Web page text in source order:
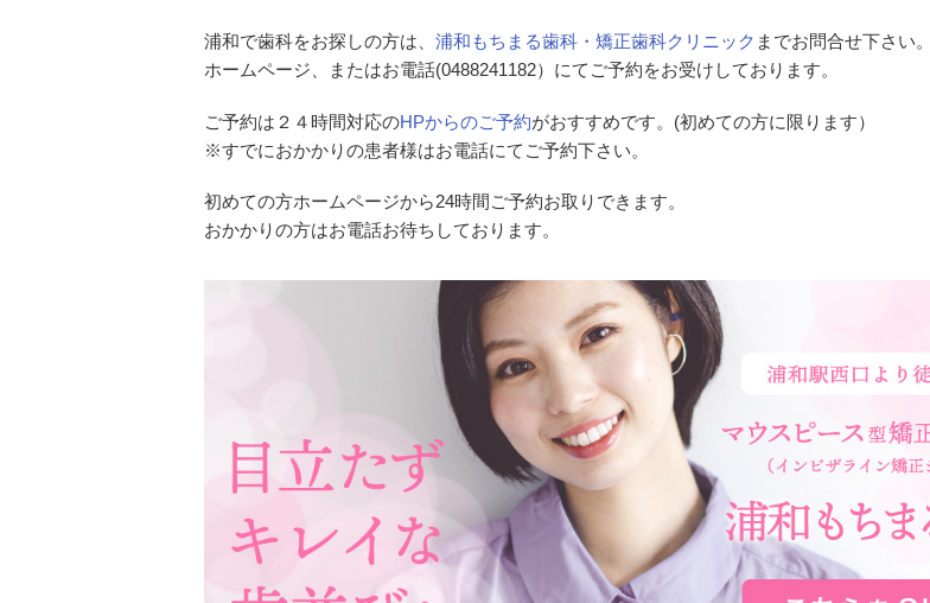
浦和で歯科をお探しの方は、 浦和もちまる歯科・矯正歯科クリニック までお問合せ下さい。
ホームページ、またはお電話(0488241182）にてご予約をお受けしております。
ご予約は２４時間対応のHPからのご予約がおすすめです。(初めての方に限ります）
※すでにおかかりの患者様はお電話にてご予約下さい。
初めての方ホームページから24時間ご予約お取りできます。
おかかりの方はお電話お待ちしております。